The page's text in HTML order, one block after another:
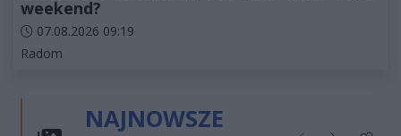
weekend?
Data dodania artykułu:
07.08.2026 09:19
Kategorie artykułu:
Radom
NAJNOWSZE